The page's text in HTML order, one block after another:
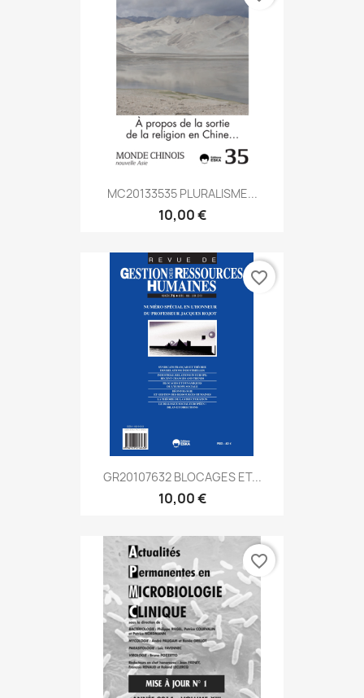
MC20133535 PLURALISME...
10,00 €
GR20107632 BLOCAGES ET...
10,00 €
favorite_border
favorite_border